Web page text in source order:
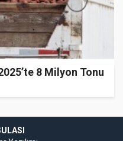
8 Milyon Tonu